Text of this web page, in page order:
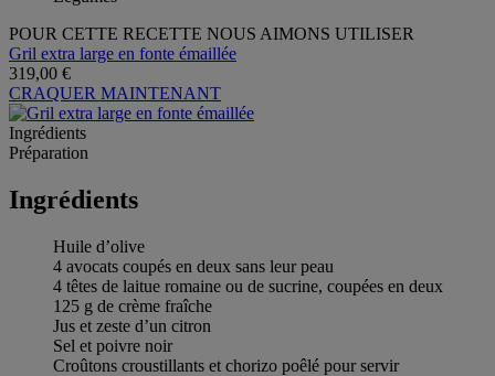
POUR CETTE RECETTE NOUS AIMONS UTILISER
Gril extra large en fonte émaillée
319,00 €
CRAQUER MAINTENANT
Ingrédients
Préparation
Ingrédients
Huile d’olive
4 avocats coupés en deux sans leur peau
4 têtes de laitue romaine ou de sucrine, coupées en deux
125 g de crème fraîche
Jus et zeste d’un citron
Sel et poivre noir
Croûtons croustillants et chorizo poêlé pour servir